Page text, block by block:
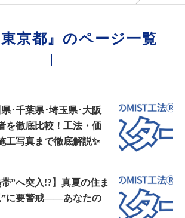
京都』のページ一覧
県･千葉県･埼玉県･大阪
を徹底比較！工法・価
工写真まで徹底解説✨
帯”へ突入!?】真夏の住ま
”に要警戒――あなたの